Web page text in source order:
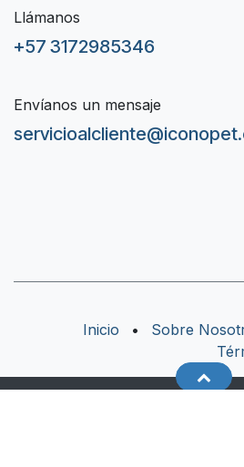
Llámanos
+57 3172985346
Envíanos un mensaje
Inicio • Sobre